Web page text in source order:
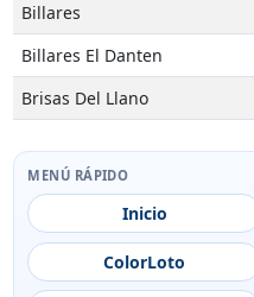
Billares
Billares El Danten
Brisas Del Llano
Cafeteria Y Panaderia Rosalba
Casa De Familia
Caseta Angelica
MENÚ RÁPIDO
Inicio
ColorLoto